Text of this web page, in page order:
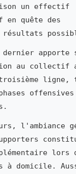
un effectif
en quête des
résultats
apporte
au collectif
ligne,
offensives
l'ambiance
lors
à domicile.